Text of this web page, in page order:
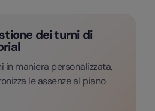
dei turni di
in maniera personalizzata,
le assenze al piano